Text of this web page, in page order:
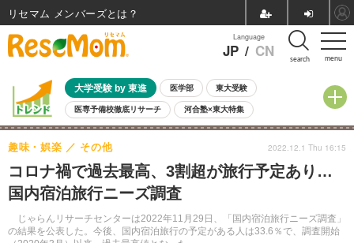
menu
Language
JP / CN search
大学受験 by 東進 医学部 東大受験
医専予備校徹底リサーチ 河合塾×東大特集
親子で考える大学選び 高校受験 中学受験 小学校受験
共通テスト 夏休み
8月開催イベント・WS 全国公立高校 過去問 人気記事
自由研究教材（小学生向け） 自由研究教材（中学生向け）
コロナ禍で過去最高、3割超が旅行予定あり…
国内宿泊旅行ニーズ調査
じゃらんリサーチセンターは2022年11月29日、「国内宿泊旅行ニーズ調査」
の結果を公表した。今後、国内宿泊旅行の予定がある人は33.6％で、調査開始
趣味・娯楽 その他 2022.12.1 Thu 16:15
リセマム メンバーズ